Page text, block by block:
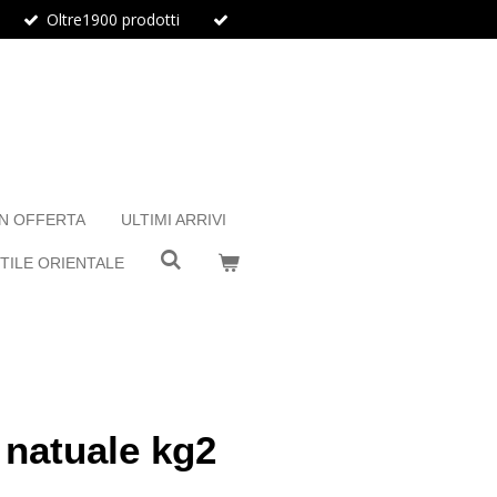
Oltre1900 prodotti
OFFERTA ULTIMI ARRIVI
ORIENTALE
kg2